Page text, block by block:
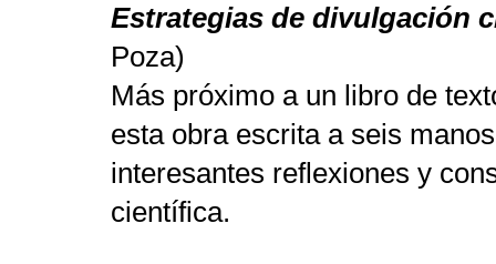
Estrategias de divulgación
Poza)
Más próximo a un libro de
esta obra escrita a seis
interesantes reflexiones y
científica.